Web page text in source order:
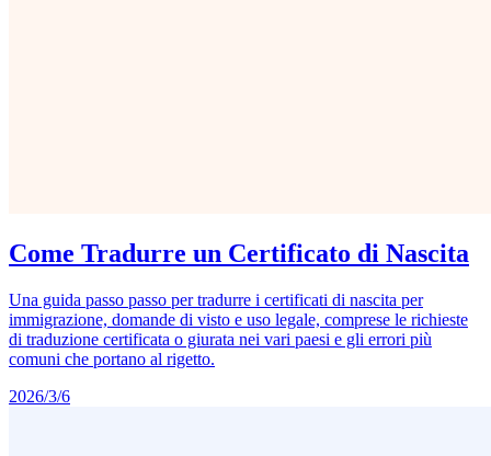
Come Tradurre un Certificato di Nascita
Una guida passo passo per tradurre i certificati di nascita per
immigrazione, domande di visto e uso legale, comprese le richieste
di traduzione certificata o giurata nei vari paesi e gli errori più
comuni che portano al rigetto.
2026/3/6